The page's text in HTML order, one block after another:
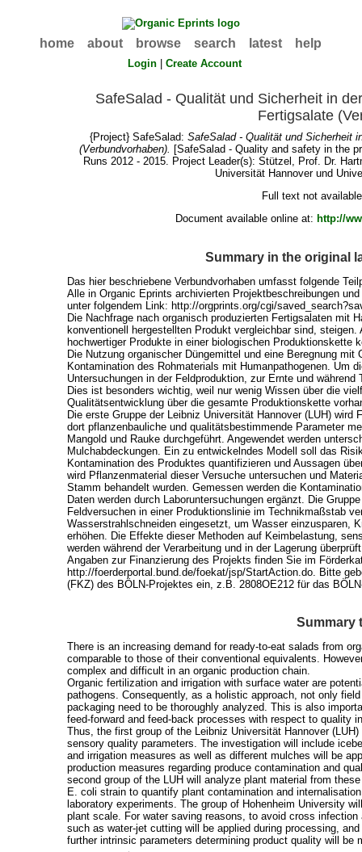
home about browse search latest help
Login |Create Account
SafeSalad - Qualität und Sicherheit in
Fertigsalate
{Project} SafeSalad:SafeSalad - Qualität und Sicherheit
(Verbundvorhaben). [SafeSalad - Quality and safety in the
Runs 2012 - 2015. Project Leader(s): Stützel, Prof. Dr.
Universität Hannover und
Full text not
Document available online at: http://
Summary in the original
Das hier beschriebene Verbundvorhaben umfasst folgende
Alle in Organic Eprints archivierten Projektbeschreibungen
unter folgendem Link: http://orgprints.org/cgi/
Die Nachfrage nach organisch produzierten Fertigsalaten mit
konventionell hergestellten Produkt vergleichbar sind,
hochwertiger Produkte in einer biologischen Produktionskette
Die Nutzung organischer Düngemittel und eine Beregnung
Kontamination des Rohmaterials mit Humanpathogenen. Um
Untersuchungen in der Feldproduktion, zur Ernte und
Dies ist besonders wichtig, weil nur wenig Wissen über die
Qualitätsentwicklung über die gesamte Produktionskette
Die erste Gruppe der Leibniz Universität Hannover (LUH)
dort pflanzenbauliche und qualitätsbestimmende Parameter
Mangold und Rauke durchgeführt. Angewendet werden
Mulchabdeckungen. Ein zu entwickelndes Modell soll das
Kontamination des Produktes quantifizieren und Aussagen
wird Pflanzenmaterial dieser Versuche untersuchen und
Stamm behandelt wurden. Gemessen werden die
Daten werden durch Laboruntersuchungen ergänzt. Die
Feldversuchen in einer Produktionslinie im Technikmaßstab
Wasserstrahlschneiden eingesetzt, um Wasser einzusparen,
erhöhen. Die Effekte dieser Methoden auf Keimbelastung,
werden während der Verarbeitung und in der Lagerung
Angaben zur Finanzierung des Projekts finden Sie im
http://foerderportal.bund.de/foekat/jsp/StartAction.do. Bitte
(FKZ) des BÖLN-Projektes ein, z.B. 2808OE212 für das
Summary
There is an increasing demand for ready-to-eat salads from
comparable to those of their conventional equivalents.
complex and difficult in an organic production chain.
Organic fertilization and irrigation with surface water are
pathogens. Consequently, as a holistic approach, not only
packaging need to be thoroughly analyzed. This is also
feed-forward and feed-back processes with respect to quality
Thus, the first group of the Leibniz Universität Hannover
sensory quality parameters. The investigation will include
and irrigation measures as well as different mulches will be
production measures regarding produce contamination and
second group of the LUH will analyze plant material from
E. coli strain to quantify plant contamination and
laboratory experiments. The group of Hohenheim University
plant scale. For water saving reasons, to avoid cross
such as water-jet cutting will be applied during processing,
further intrinsic parameters determining product quality will be